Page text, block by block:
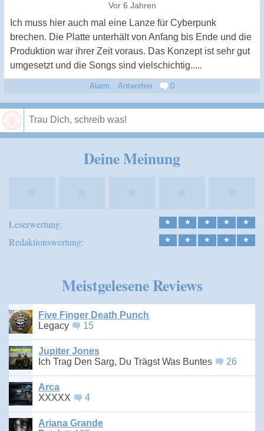
Vor 6 Jahren
Ich muss hier auch mal eine Lanze für Cyberpunk
brechen. Die Platte unterhält von Anfang bis Ende und die
Produktion war ihrer Zeit voraus. Das Konzept ist sehr gut
umgesetzt und die Songs sind vielschichtig.....
Alarm Antworten 0
Deine Meinung
Leserwertung: ★ ★ ★ ★ ★
Redaktionswertung: ★ ★ ★ ★ ★
Meistgelesene Reviews
Five Finger Death Punch
Legacy
15
Jupiter Jones
Ich Trag Den Sarg, Du Trägst Was Buntes
26
Arca
XXXXX
4
Ariana Grande